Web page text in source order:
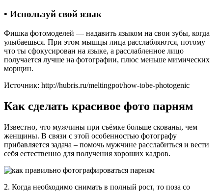
• Используй свой язык
Фишка фотомоделей — надавить языком на свои зубы, когда
улыбаешься. При этом мышцы лица расслабляются, потому
что ты сфокусирован на языке, а расслабленное лицо
получается лучше на фотографии, плюс меньше мимических
морщин.
Источник: http://hubris.ru/meltingpot/how-tobe-photogenic
Как сделать красивое фото парням
Известно, что мужчины при съёмке больше скованы, чем
женщины. В связи с этой особенностью фотографу
прибавляется задача – помочь мужчине расслабиться и вести
себя естественно для получения хороших кадров.
2. Когда необходимо снимать в полный рост, то поза со